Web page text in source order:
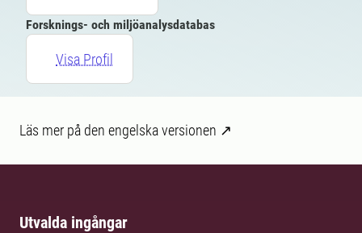
Forsknings- och miljöanalysdatabas
Visa Profil
Läs mer på den engelska versionen ↗
Utvalda ingångar